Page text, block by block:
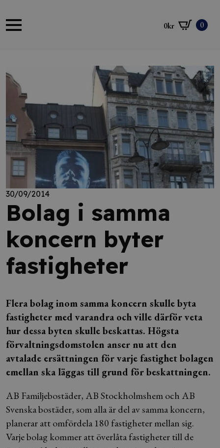
0kr 0
30/09/2014
Bolag i samma
koncern byter
fastigheter
Flera bolag inom samma koncern skulle byta
fastigheter med varandra och ville därför veta
hur dessa byten skulle beskattas. Högsta
förvaltningsdomstolen anser nu att den
avtalade ersättningen för varje fastighet bolagen
emellan ska läggas till grund för beskattningen.
AB Familjebostäder, AB Stockholmshem och AB
Svenska bostäder, som alla är del av samma koncern,
planerar att omfördela 180 fastigheter mellan sig.
Varje bolag kommer att överlåta fastigheter till de